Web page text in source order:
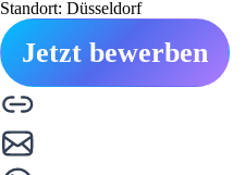
Standort: Düsseldorf
Jetzt bewerben